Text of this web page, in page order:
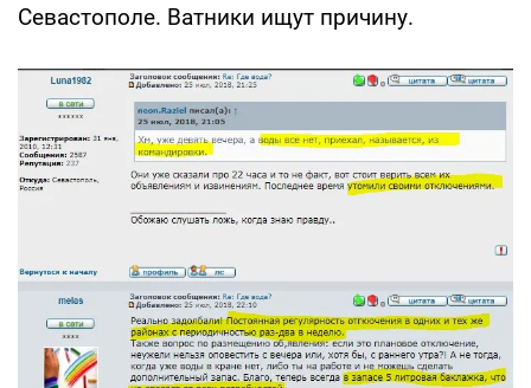
Севастополе. Ватники ищут причину.